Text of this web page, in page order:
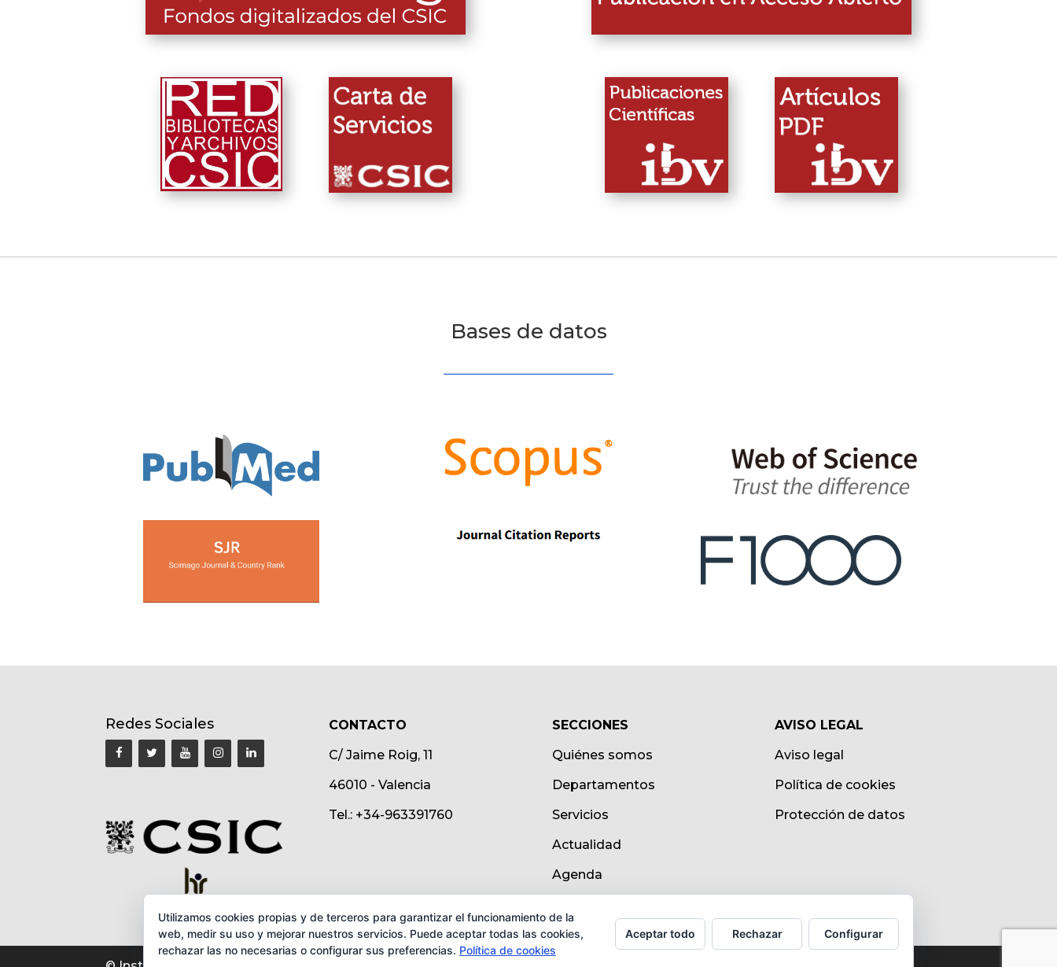
Bases de datos
Redes Sociales
CONTACTO
C/ Jaime Roig, 11
46010 - Valencia
Tel.: +34-963391760
SECCIONES
Quiénes somos
Departamentos
Servicios
Actualidad
Agenda
AVISO LEGAL
Aviso legal
Política de cookies
Protección de datos
Utilizamos cookies propias y de terceros para garantizar el funcionamiento de la
web, medir su uso y mejorar nuestros servicios. Puede aceptar todas las cookies,
rechazar las no necesarias o configurar sus preferencias. Política de cookies
Aceptar todo Rechazar Configurar